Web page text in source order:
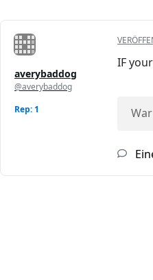
averybaddog
@averybaddog
Rep: 1
IF